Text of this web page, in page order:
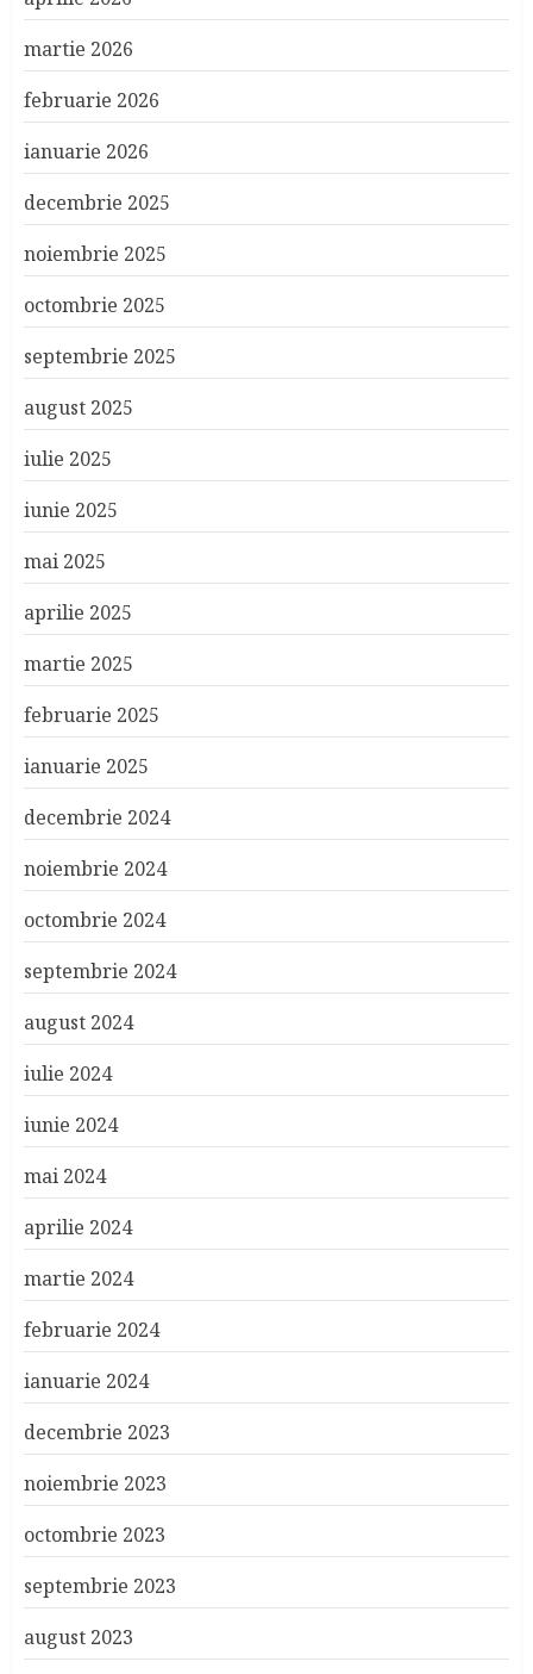
martie 2026
februarie 2026
ianuarie 2026
decembrie 2025
noiembrie 2025
octombrie 2025
septembrie 2025
august 2025
iulie 2025
iunie 2025
mai 2025
aprilie 2025
martie 2025
februarie 2025
ianuarie 2025
decembrie 2024
noiembrie 2024
octombrie 2024
septembrie 2024
august 2024
iulie 2024
iunie 2024
mai 2024
aprilie 2024
martie 2024
februarie 2024
ianuarie 2024
decembrie 2023
noiembrie 2023
octombrie 2023
septembrie 2023
august 2023